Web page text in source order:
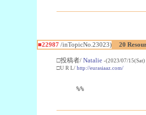
■22987/inTopicNo.23023) 20
□投稿者/ Natalie -(2023/07/
□U R L/ http://eurasiaaz.com/
%%